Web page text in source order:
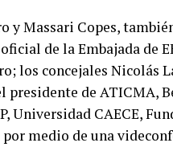
y Massari Copes,
de la Embajada de
los concejales Nicolás
presidente de ATICMA,
Universidad CAECE,
medio de una